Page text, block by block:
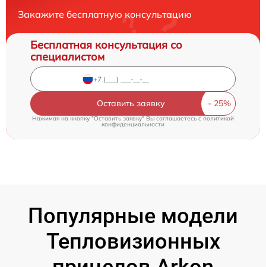
Закажите бесплатную консультацию
Бесплатная консультация со
специалистом
Оставить заявку
Нажимая на кнопку "Оставить заявку" Вы соглашаетесь cполитикой
конфиденциальности
Популярные модели
Тепловизионных